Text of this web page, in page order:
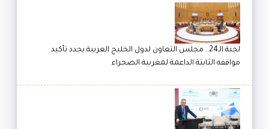
لجنة الـ24.. مجلس التعاون لدول الخليج العربية يجدد تأكيد
مواقفه الثابتة الداعمة لمغربية الصحراء